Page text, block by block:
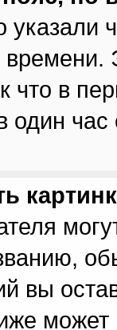
что в
один
вы
может